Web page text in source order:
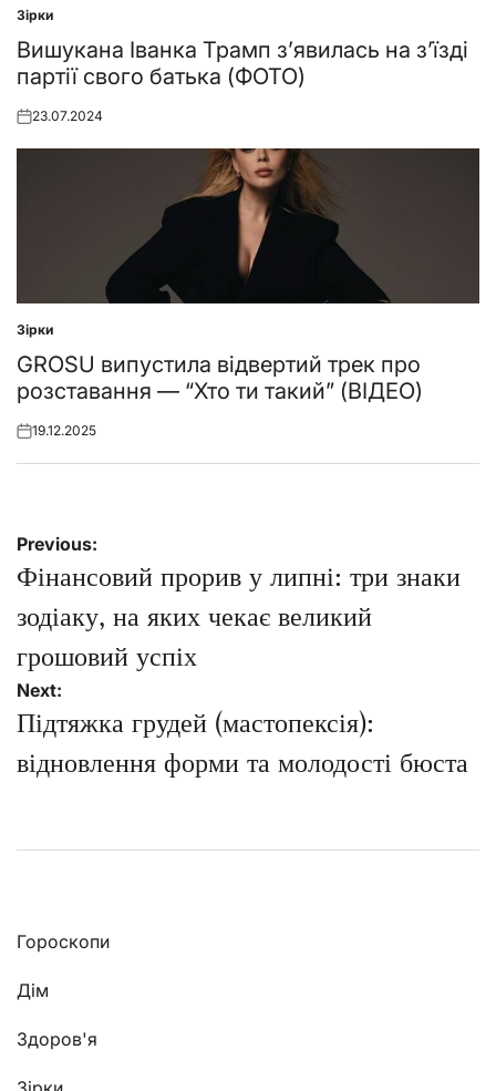
Posted
in
Зірки
Вишукана Іванка Трамп з’явилась на зʼїзді
партії свого батька (ФОТО)
Posted
23.07.2024
Posted
in
Зірки
GROSU випустила відвертий трек про
розставання — “Хто ти такий” (ВІДЕО)
Posted
19.12.2025
Навігація
записів
Previous:
Фінансовий прорив у липні: три знаки
зодіаку, на яких чекає великий
грошовий успіх
Next:
Підтяжка грудей (мастопексія):
відновлення форми та молодості бюста
Гороскопи
Дім
Здоров'я